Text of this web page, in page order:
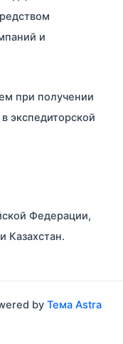
и
при получении
экспедиторской
Федерации,
Казахстан.
by Тема Astra